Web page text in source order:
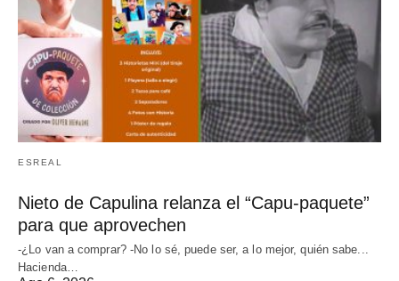
ESREAL
Nieto de Capulina relanza el “Capu-paquete”
para que aprovechen
-¿Lo van a comprar? -No lo sé, puede ser, a lo mejor, quién sabe...
Hacienda…